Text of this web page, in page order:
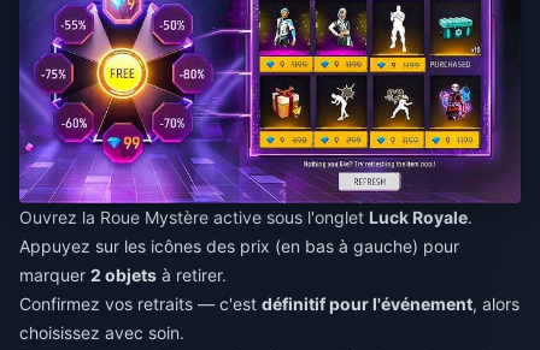
Ouvrez la Roue Mystère active sous l'onglet Luck Royale.
Appuyez sur les icônes des prix (en bas à gauche) pour
marquer 2 objets à retirer.
Confirmez vos retraits — c'est définitif pour l'événement, alors
choisissez avec soin.